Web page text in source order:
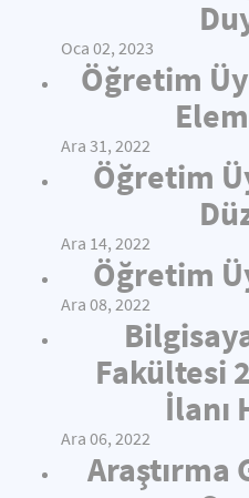
Oca 02, 2023
Öğretim
Ara 31, 2022
Öğretim
Ara 14, 2022
Öğretim
Ara 08, 2022
Fakültesi
İlanı
Ara 06, 2022
Araştırma